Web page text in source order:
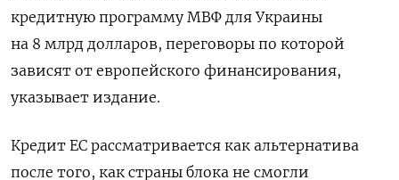
кредитную программу МВФ для Украины
на 8 млрд долларов, переговоры по которой
зависят от европейского финансирования,
указывает издание.
Кредит ЕС рассматривается как альтернатива
после того, как страны блока не смогли